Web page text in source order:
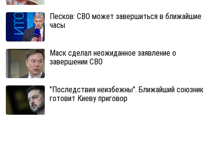
Песков: СВО может завершиться в ближайшие
часы
Маск сделал неожиданное заявление о
завершении СВО
"Последствия неизбежны". Ближайший союзник
готовит Киеву приговор